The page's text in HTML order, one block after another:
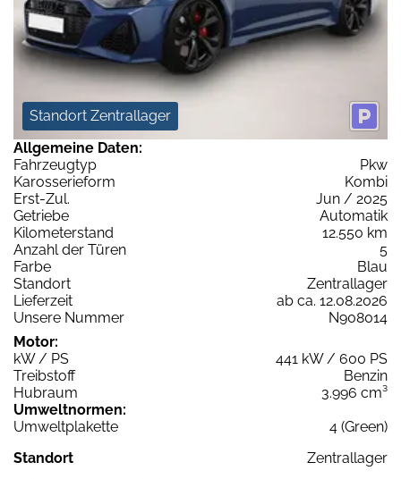
Standort Zentrallager
Allgemeine Daten:
Fahrzeugtyp
Pkw
Karosserieform
Kombi
Erst-Zul.
Jun / 2025
Getriebe
Automatik
Kilometerstand
12.550 km
Anzahl der Türen
5
Farbe
Blau
Standort
Zentrallager
Lieferzeit
ab ca. 12.08.2026
Unsere Nummer
N908014
Motor:
kW / PS
441 kW / 600 PS
Treibstoff
Benzin
Hubraum
3.996 cm³
Umweltnormen:
Umweltplakette
4 (Green)
Standort
Zentrallager